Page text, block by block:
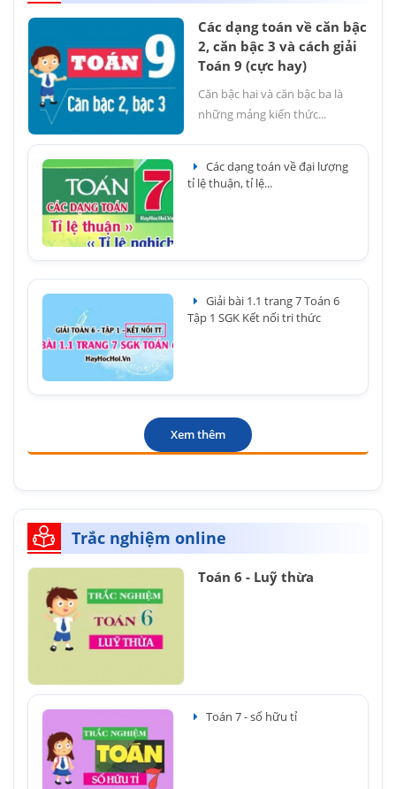
Các dạng toán về căn bậc
2, căn bậc 3 và cách giải
Toán 9 (cực hay)
Căn bậc hai và căn bậc ba là
những mảng kiến thức...
Các dạng toán về đại lượng
tỉ lệ thuận, tỉ lệ...
Giải bài 1.1 trang 7 Toán 6
Tập 1 SGK Kết nối tri thức
Xem thêm
Trắc nghiệm online
Toán 6 - Luỹ thừa
Toán 7 - số hữu tỉ